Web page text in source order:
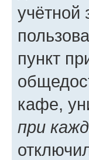
учётной
пункт
кафе,
при